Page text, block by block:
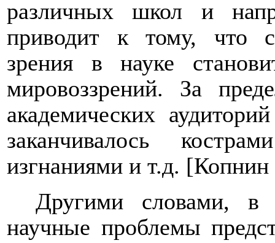
различных школ и
приводит к тому, что
зрения в науке
мировоззрений. За
академических
заканчивалось
изгнаниями и т.д.
Другими словами, в
научные проблемы